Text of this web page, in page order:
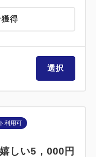
獲得
選択
利用可
しい5，000円